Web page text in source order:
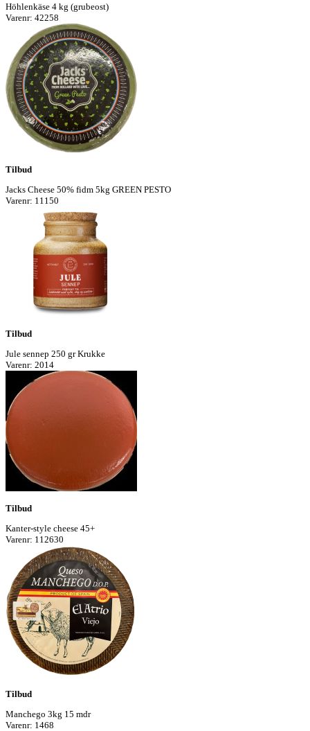
Höhlenkäse 4 kg (grubeost)
Varenr: 42258
Tilbud
Jacks Cheese 50% fidm 5kg GREEN PESTO
Varenr: 11150
Tilbud
Jule sennep 250 gr Krukke
Varenr: 2014
Tilbud
Kanter-style cheese 45+
Varenr: 112630
Tilbud
Manchego 3kg 15 mdr
Varenr: 1468